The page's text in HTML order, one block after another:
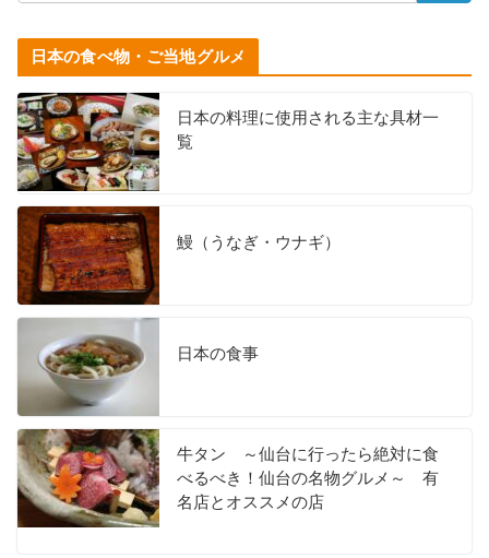
日本の食べ物・ご当地グルメ
日本の料理に使用される主な具材一
覧
鰻（うなぎ・ウナギ）
日本の食事
牛タン ～仙台に行ったら絶対に食
べるべき！仙台の名物グルメ～ 有
名店とオススメの店